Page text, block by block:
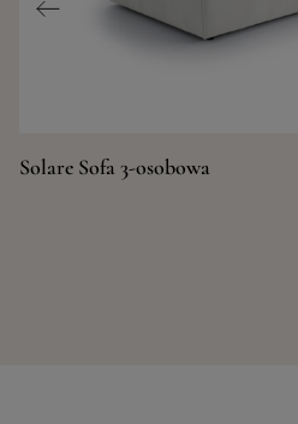
Solare Sofa 3-osobowa